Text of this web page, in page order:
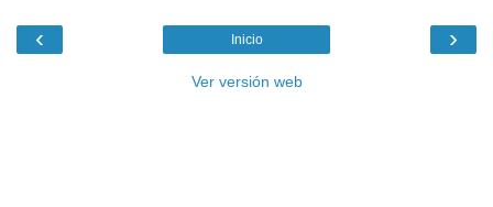
‹ ›
Inicio
Ver versión web